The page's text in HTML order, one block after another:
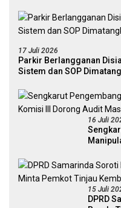
17 Juli 2026
Parkir Berlangganan
Sistem dan SOP
16 Juli
15 Juli
DPRD